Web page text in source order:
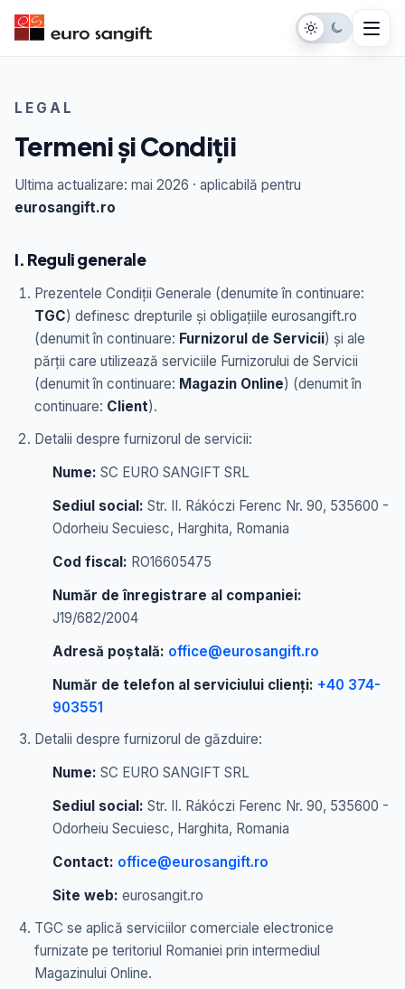
LEGAL
Termeni și Condiții
Ultima actualizare: mai 2026 · aplicabilă pentru
eurosangift.ro
I. Reguli generale
Prezentele Condiții Generale (denumite în continuare:
TGC) definesc drepturile și obligațiile eurosangift.ro
(denumit în continuare: Furnizorul de Servicii) și ale
părții care utilizează serviciile Furnizorului de Servicii
(denumit în continuare: Magazin Online) (denumit în
continuare: Client).
Detalii despre furnizorul de servicii:
Nume: SC EURO SANGIFT SRL
Sediul social: Str. II. Rákóczi Ferenc Nr. 90, 535600 -
Odorheiu Secuiesc, Harghita, Romania
Cod fiscal: RO16605475
Număr de înregistrare al companiei:
J19/682/2004
Adresă poștală: office@eurosangift.ro
Număr de telefon al serviciului clienți: +40 374-
903551
Detalii despre furnizorul de găzduire:
Nume: SC EURO SANGIFT SRL
Sediul social: Str. II. Rákóczi Ferenc Nr. 90, 535600 -
Odorheiu Secuiesc, Harghita, Romania
Contact: office@eurosangift.ro
Site web: eurosangit.ro
TGC se aplică serviciilor comerciale electronice
furnizate pe teritoriul Romaniei prin intermediul
Magazinului Online.